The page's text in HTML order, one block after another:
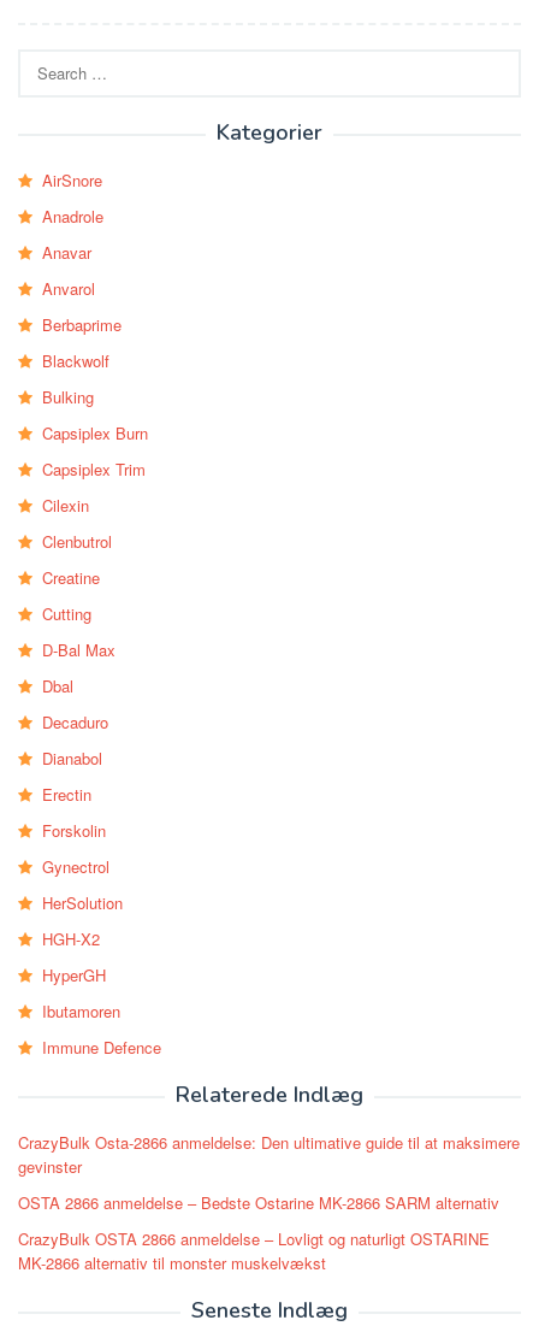
for:
Kategorier
AirSnore
Anadrole
Anavar
Anvarol
Berbaprime
Blackwolf
Bulking
Capsiplex Burn
Capsiplex Trim
Cilexin
Clenbutrol
Creatine
Cutting
D-Bal Max
Dbal
Decaduro
Dianabol
Erectin
Forskolin
Gynectrol
HerSolution
HGH-X2
HyperGH
Ibutamoren
Immune Defence
Relaterede Indlæg
CrazyBulk Osta-2866 anmeldelse: Den ultimative guide til at maksimere
gevinster
OSTA 2866 anmeldelse – Bedste Ostarine MK-2866 SARM alternativ
CrazyBulk OSTA 2866 anmeldelse – Lovligt og naturligt OSTARINE
MK-2866 alternativ til monster muskelvækst
Seneste Indlæg